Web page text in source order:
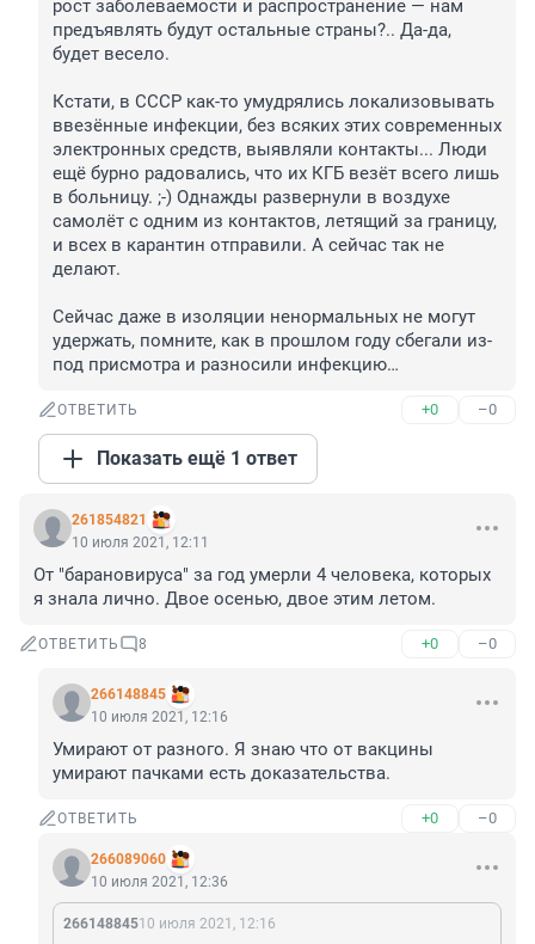
рост заболеваемости и распространение — нам
предъявлять будут остальные страны?.. Да-да,
будет весело.
Кстати, в СССР как-то умудрялись локализовывать
ввезённые инфекции, без всяких этих современных
электронных средств, выявляли контакты... Люди
ещё бурно радовались, что их КГБ везёт всего лишь
в больницу. ;-) Однажды развернули в воздухе
самолёт с одним из контактов, летящий за границу,
и всех в карантин отправили. А сейчас так не
делают.
Сейчас даже в изоляции ненормальных не могут
удержать, помните, как в прошлом году сбегали из-
под присмотра и разносили инфекцию…
ОТВЕТИТЬ +0 –0
Показать ещё 1 ответ
261854821
10 июля 2021, 12:11
От "барановируса" за год умерли 4 человека, которых
я знала лично. Двое осенью, двое этим летом.
ОТВЕТИТЬ 8 +0 –0
266148845
10 июля 2021, 12:16
Умирают от разного. Я знаю что от вакцины
умирают пачками есть доказательства.
ОТВЕТИТЬ +0 –0
266089060
10 июля 2021, 12:36
26614884510 июля 2021, 12:16